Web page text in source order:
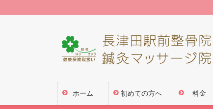
ン
ビ
ホーム 初めての方へ 料金